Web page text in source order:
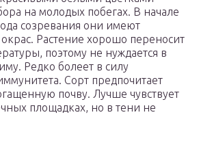
на молодых побегах. В начале
созревания они имеют
Растение хорошо переносит
поэтому не нуждается в
Редко болеет в силу
Сорт предпочитает
почву. Лучше чувствует
площадках, но в тени не